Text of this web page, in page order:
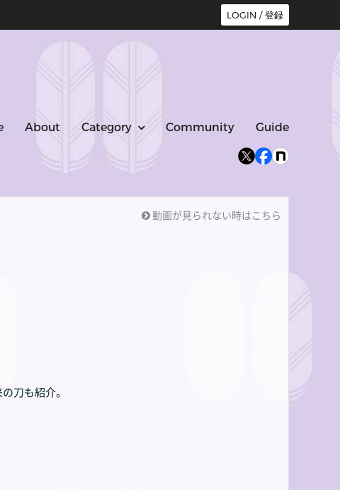
LOGIN / 登録
About Category Community Guide
動画が見られない時はこちら
刀も紹介。